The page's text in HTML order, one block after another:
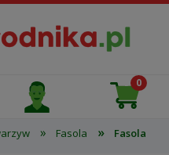
» Fasola » Fasola